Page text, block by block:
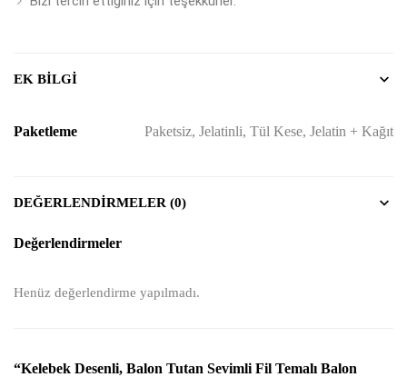
EK BILGI
Paketleme Paketsiz, Jelatinli, Tül Kese, Jelatin + Kağıt
DEĞERLENDIRMELER (0)
Değerlendirmeler
Henüz değerlendirme yapılmadı.
“Kelebek Desenli, Balon Tutan Sevimli Fil Temalı Balon